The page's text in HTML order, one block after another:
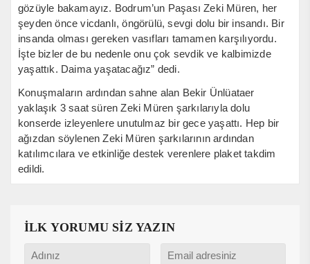
gözüyle bakamayız. Bodrum’un Paşası Zeki Müren, her
şeyden önce vicdanlı, öngörülü, sevgi dolu bir insandı. Bir
insanda olması gereken vasıfları tamamen karşılıyordu.
İşte bizler de bu nedenle onu çok sevdik ve kalbimizde
yaşattık. Daima yaşatacağız” dedi.
Konuşmaların ardından sahne alan Bekir Ünlüataer
yaklaşık 3 saat süren Zeki Müren şarkılarıyla dolu
konserde izleyenlere unutulmaz bir gece yaşattı. Hep bir
ağızdan söylenen Zeki Müren şarkılarının ardından
katılımcılara ve etkinliğe destek verenlere plaket takdim
edildi.
İLK YORUMU SİZ YAZIN